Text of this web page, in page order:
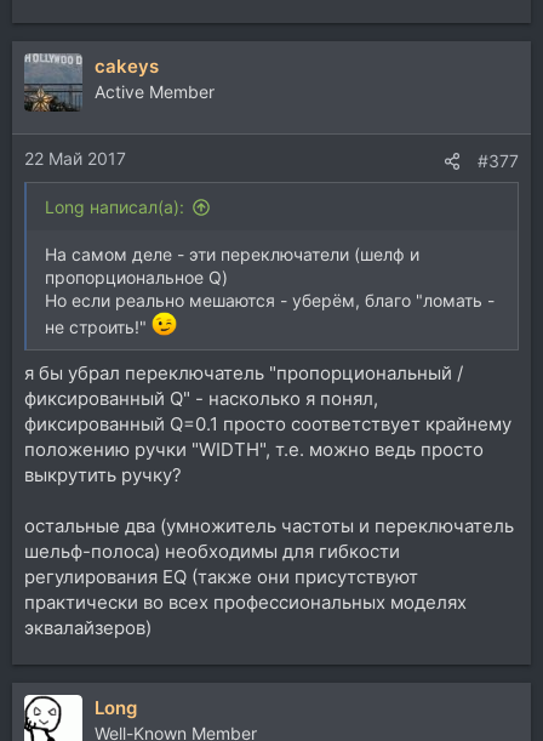
cakeys
Active Member
22 Май 2017 #377
Long написал(а):
На самом деле - эти переключатели (шелф и
пропорциональное Q)
Но если реально мешаются - уберём, благо "ломать -
не строить!"
я бы убрал переключатель "пропорциональный /
фиксированный Q" - насколько я понял,
фиксированный Q=0.1 просто соответствует крайнему
положению ручки "WIDTH", т.е. можно ведь просто
выкрутить ручку?
остальные два (умножитель частоты и переключатель
шельф-полоса) необходимы для гибкости
регулирования EQ (также они присутствуют
практически во всех профессиональных моделях
эквалайзеров)
Long
Well-Known Member